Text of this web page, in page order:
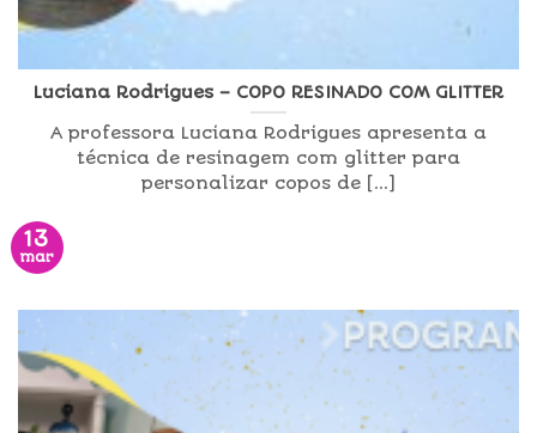
Luciana Rodrigues – COPO RESINADO COM GLITTER
A professora Luciana Rodrigues apresenta a
técnica de resinagem com glitter para
personalizar copos de [...]
13
mar